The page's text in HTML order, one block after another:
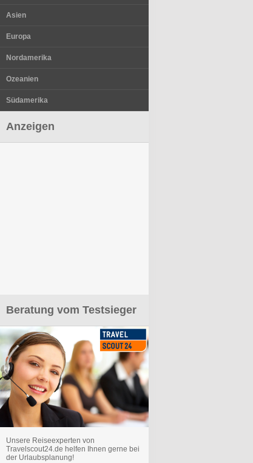
Asien
Europa
Nordamerika
Ozeanien
Südamerika
Anzeigen
Beratung vom Testsieger
Unsere Reiseexperten von
Travelscout24.de helfen Ihnen gerne bei
der Urlaubsplanung!